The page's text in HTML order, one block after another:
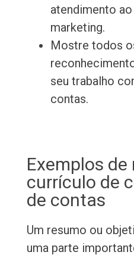
atendimento
marketing.
Mostre todos
seu trabalho
contas.
Exemplos de
currículo de
de contas
Um resumo ou
uma parte